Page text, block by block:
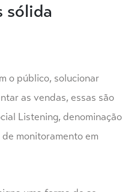
sólida
o público, solucionar
as vendas, essas são
Listening, denominação
monitoramento em